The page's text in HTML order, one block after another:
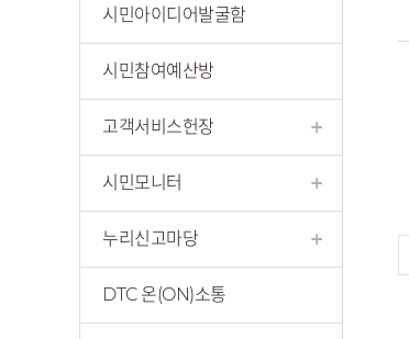
시민아이디어발굴함
시민참여예산방
고객서비스헌장
시민모니터
누리신고마당
DTC 온(ON)소통